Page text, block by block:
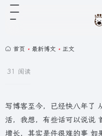
首页 • 最新博文 • 正文
31 阅读
写博客至今，已经快八年了
活，我想，有些话可以说说
增长，其实是件很难的事 如